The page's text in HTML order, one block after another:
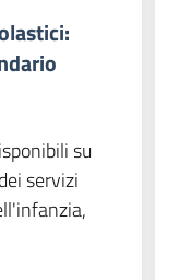
su
servizi